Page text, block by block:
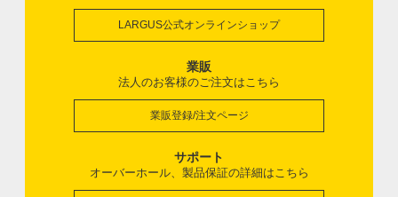
LARGUS公式オンラインショップ
業販
法人のお客様のご注文はこちら
業販登録/注文ページ
サポート
オーバーホール、製品保証の詳細はこちら